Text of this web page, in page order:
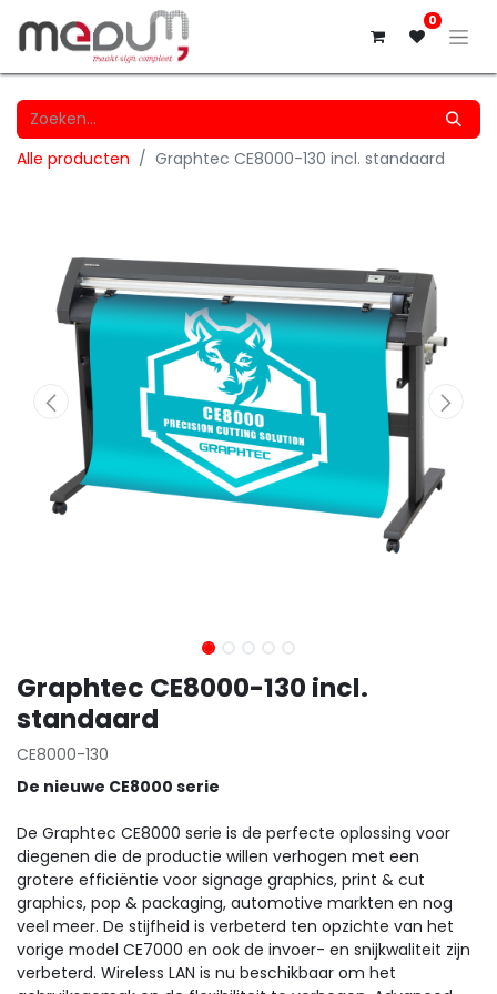
0
Alle producten Graphtec CE8000-130 incl. standaard
Graphtec CE8000-130 incl.
standaard
CE8000-130
De nieuwe CE8000 serie
De Graphtec CE8000 serie is de perfecte oplossing voor
diegenen die de productie willen verhogen met een
grotere efficiëntie voor signage graphics, print & cut
graphics, pop & packaging, automotive markten en nog
veel meer. De stijfheid is verbeterd ten opzichte van het
vorige model CE7000 en ook de invoer- en snijkwaliteit zijn
verbeterd. Wireless LAN is nu beschikbaar om het